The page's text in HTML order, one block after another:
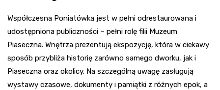
Współczesna Poniatówka jest w pełni odrestaurowana i
udostępniona publiczności – pełni rolę filii Muzeum
Piaseczna. Wnętrza prezentują ekspozycję, która w ciekawy
sposób przybliża historię zarówno samego dworku, jak i
Piaseczna oraz okolicy. Na szczególną uwagę zasługują
wystawy czasowe, dokumenty i pamiątki z różnych epok, a